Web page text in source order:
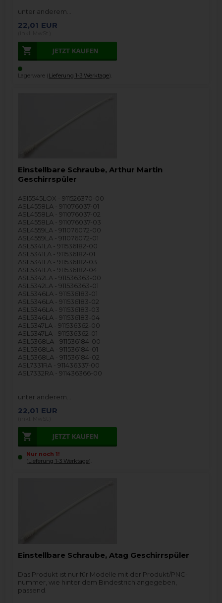
unter anderem…
22,01 EUR
Lagerware (Lieferung 1-3 Werktage).
Einstellbare Schraube, Arthur Martin
Geschirrspüler
ASI5545LOX - 911526370-00
ASL4558LA - 911076037-01
ASL4558LA - 911076037-02
ASL4558LA - 911076037-03
ASL4559LA - 911076072-00
ASL4559LA - 911076072-01
ASL5341LA - 911536182-00
ASL5341LA - 911536182-01
ASL5341LA - 911536182-03
ASL5341LA - 911536182-04
ASL5342LA - 911536363-00
ASL5342LA - 911536363-01
ASL5346LA - 911536183-01
ASL5346LA - 911536183-02
ASL5346LA - 911536183-03
ASL5346LA - 911536183-04
ASL5347LA - 911536362-00
ASL5347LA - 911536362-01
ASL5368LA - 911536184-00
ASL5368LA - 911536184-01
ASL5368LA - 911536184-02
ASL7331RA - 911436337-00
ASL7332RA - 911436366-00
unter anderem…
22,01 EUR
Nur noch 1!
(Lieferung 1-3 Werktage).
Einstellbare Schraube, Atag Geschirrspüler
Das Produkt ist nur für Modelle mit der Produkt/PNC-
nummer, wie hinter dem Bindestrich angegeben,
passend.